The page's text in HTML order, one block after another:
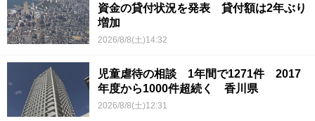
資金の貸付状況を発表 貸付額は2年ぶり
増加
2026/8/8(土)14:32
児童虐待の相談 1年間で1271件 2017
年度から1000件超続く 香川県
2026/8/8(土)12:31